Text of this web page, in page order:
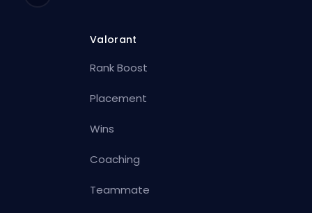
Valorant
Rank Boost
Placement
Wins
Coaching
Teammate